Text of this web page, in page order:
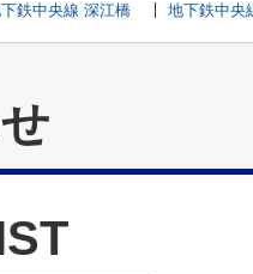
鉄中央線 深江橋 地下鉄中央